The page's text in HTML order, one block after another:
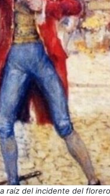
raíz del incidente del